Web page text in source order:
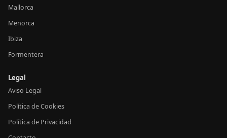
Mallorca
Menorca
Ibiza
Formentera
Legal
Aviso Legal
Política de Cookies
Política de Privacidad